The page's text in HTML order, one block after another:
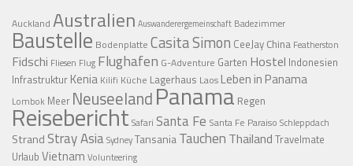
Auckland Australien Auswanderergemeinschaft Badezimmer
Baustelle Bodenplatte Casita Simon CeeJay China Featherston
Fidschi Fliesen Flug Flughafen G-Adventure Garten Hostel Indonesien
Infrastruktur Kenia Kilifi Küche Lagerhaus Laos Leben in Panama
Lombok Meer NeuseelandPanama Regen
Reisebericht Safari Santa Fe Santa Fe Paraiso Schleppdach
Strand Stray AsiaSydneyTansaniaTauchen Thailand Travelmate
Urlaub Vietnam Volunteering